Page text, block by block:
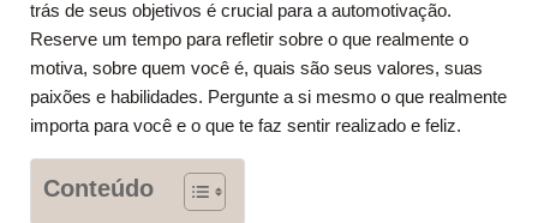
trás de seus objetivos é crucial para a automotivação.
Reserve um tempo para refletir sobre o que realmente o
motiva, sobre quem você é, quais são seus valores, suas
paixões e habilidades. Pergunte a si mesmo o que realmente
importa para você e o que te faz sentir realizado e feliz.
Conteúdo